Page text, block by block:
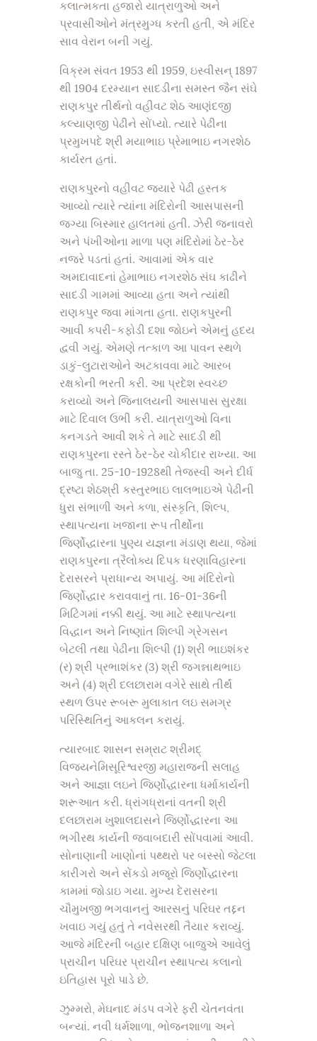
કલાત્મકતા હજારો યાત્રાળુઓ અને
પ્રવાસીઓને મંત્રમુગ્ધ કરતી હતી, એ મંદિર
સાવ વેરાન બની ગયું.
વિક્રમ સંવત 1953 થી 1959, ઇસ્વીસન્ 1897
થી 1904 દરમ્યાન સાદડીના સમસ્ત જૈન સંઘે
રાણકપુર તીર્થનો વહીવટ શેઠ આણંદજી
કલ્યાણજી પેઢીને સોંપ્યો. ત્યારે પેઢીના
પ્રમુખપદે શ્રી મયાભાઇ પ્રેમાભાઇ નગરશેઠ
કાર્યરત હતાં.
રાણકપુરનો વહીવટ જ્યારે પેઢી હસ્તક
આવ્યો ત્યારે ત્યાંના મંદિરોની આસપાસની
જગ્યા બિસ્માર હાલતમાં હતી. ઝેરી જનાવરો
અને પંખીઓના માળા પણ મંદિરોમાં ઠેર-ઠેર
નજરે પડતાં હતાં. આવામાં એક વાર
અમદાવાદનાં હેમાભાઇ નગરશેઠ સંઘ કાઢીને
સાદડી ગામમાં આવ્યા હતા અને ત્યાંથી
રાણકપુર જવા માંગતા હતા. રાણકપુરની
આવી કપરી-કફોડી દશા જોઇને એમનું હદય
દ્વવી ગયું. એમણે તત્કાળ આ પાવન સ્થળે
ડાકું-લુટારાઓને અટકાવવા માટે આરબ
રક્ષકોની ભરતી કરી. આ પ્રદેશ સ્વચ્છ
કરાવ્યો અને જિનાલયની આસપાસ સુરક્ષા
માટે દિવાલ ઉભી કરી. યાત્રાળુઓ વિના
કનગડતે આવી શકે તે માટે સાદડી થી
રાણકપુરના રસ્તે ઠેર-ઠેર ચોકીદાર રાખ્યા. આ
બાજુ તા. 25-10-1928થી તેજસ્વી અને દીર્ધ
દ્રષ્ટા શેઠશ્રી કસ્તુરભાઇ લાલભાઇએ પેઢીની
ધુરા સંભાળી અને કળા, સંસ્કૃતિ, શિલ્પ,
સ્થાપત્યના ખજાના રૂપ તીર્થોના
જિર્ણોદ્ધારના પુણ્ય યજ્ઞના મંડાણ થયા, જેમાં
રાણકપુરના ત્રૈલોક્ય દિપક ધરણાવિહારના
દેરાસરને પ્રાધાન્ય અપાયું. આ મંદિરોનો
જિર્ણોદ્ધાર કરાવવાનું તા. 16-01-36ની
મિટિંગમાં નક્કી થયું. આ માટે સ્થાપત્યના
વિદ્ધાન અને નિષ્ણાંત શિલ્પી ગ્રેગસન
બેટલી તથા પેઢીના શિલ્પી (1) શ્રી ભાઇશંકર
(ર) શ્રી પ્રભાશંકર (3) શ્રી જગન્નાથભાઇ
અને (4) શ્રી દલછારામ વગેરે સાથે તીર્થં
સ્થળ ઉપર રૂબરૂ મુલાકાત લઇ સમગ્ર
પરિસ્થિતિનું આકલન કરાયું.
ત્યારબાદ શાસન સમ્રાટ શ્રીમદ્
વિજયનેમિસૂરિશ્વરજી મહારાજની સલાહ
અને આજ્ઞા લઇને જિર્ણોદ્ધારના ધર્માકાર્યની
શરૂઆત કરી. ધ્રાંગધ્રાનાં વતની શ્રી
દલછારામ ખુશાલદાસને જિર્ણોદ્ધારના આ
ભગીરથ કાર્યની જવાબદારી સોંપવામાં આવી.
સોનાણાની ખાણોનાં પથ્થરો પર બસ્સો જેટલા
કારીગરો અને સેંકડો મજૂરો જિર્ણોદ્ધારના
કામમાં જોડાઇ ગયા. મુખ્ય દેરાસરના
ચૌમુખજી ભગવાનનું આરસનું પરિઘર તદ્દન
ખવાઇ ગયું હતું તે નવેસરથી તૈયાર કરાવ્યું.
આજે મંદિરની બહાર દક્ષિણ બાજુએ આવેલું
પ્રાચીન પરિઘર પ્રાચીન સ્થાપત્ય કલાનો
ઇતિહાસ પૂરો પાડે છે.
ઝુમ્મરો, મેઘનાદ મંડપ વગેરે ફરી ચેતનવંતા
બન્યાં. નવી ધર્મશાળા, ભોજનશાળા અને